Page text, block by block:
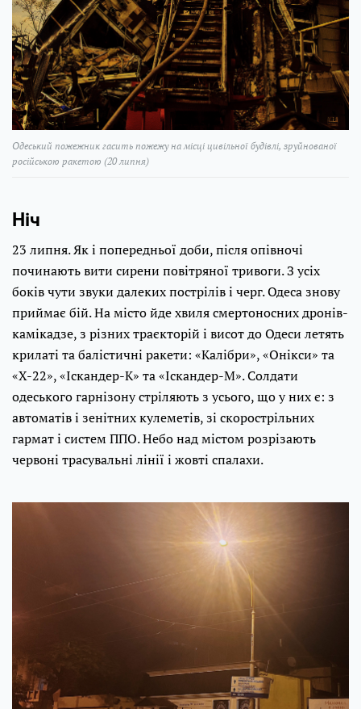
Одеський пожежник гасить пожежу на місці цивільної будівлі, зруйнованої
російською ракетою (20 липня)
Ніч
23 липня. Як і попередньої доби, після опівночі
починають вити сирени повітряної тривоги. З усіх
боків чути звуки далеких пострілів і черг. Одеса знову
приймає бій. На місто йде хвиля смертоносних дронів-
камікадзе, з різних траєкторій і висот до Одеси летять
крилаті та балістичні ракети: «Калібри», «Онікси» та
«Х-22», «Іскандер-К» та «Іскандер-М». Солдати
одеського гарнізону стріляють з усього, що у них є: з
автоматів і зенітних кулеметів, зі скорострільних
гармат і систем ППО. Небо над містом розрізають
червоні трасувальні лінії і жовті спалахи.